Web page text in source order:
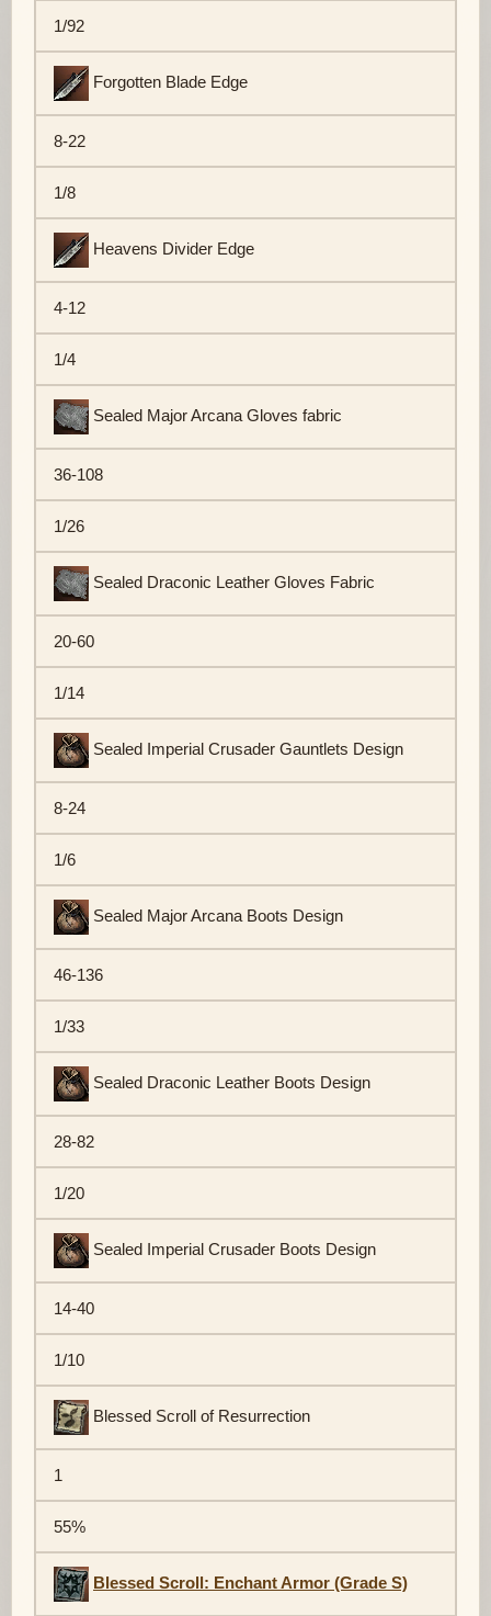
1/92
Forgotten Blade Edge
8-22
1/8
Heavens Divider Edge
4-12
1/4
Sealed Major Arcana Gloves fabric
36-108
1/26
Sealed Draconic Leather Gloves Fabric
20-60
1/14
Sealed Imperial Crusader Gauntlets Design
8-24
1/6
Sealed Major Arcana Boots Design
46-136
1/33
Sealed Draconic Leather Boots Design
28-82
1/20
Sealed Imperial Crusader Boots Design
14-40
1/10
Blessed Scroll of Resurrection
1
55%
Blessed Scroll: Enchant Armor (Grade S)